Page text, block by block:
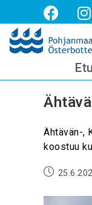
Ähtävän-,
koostuu